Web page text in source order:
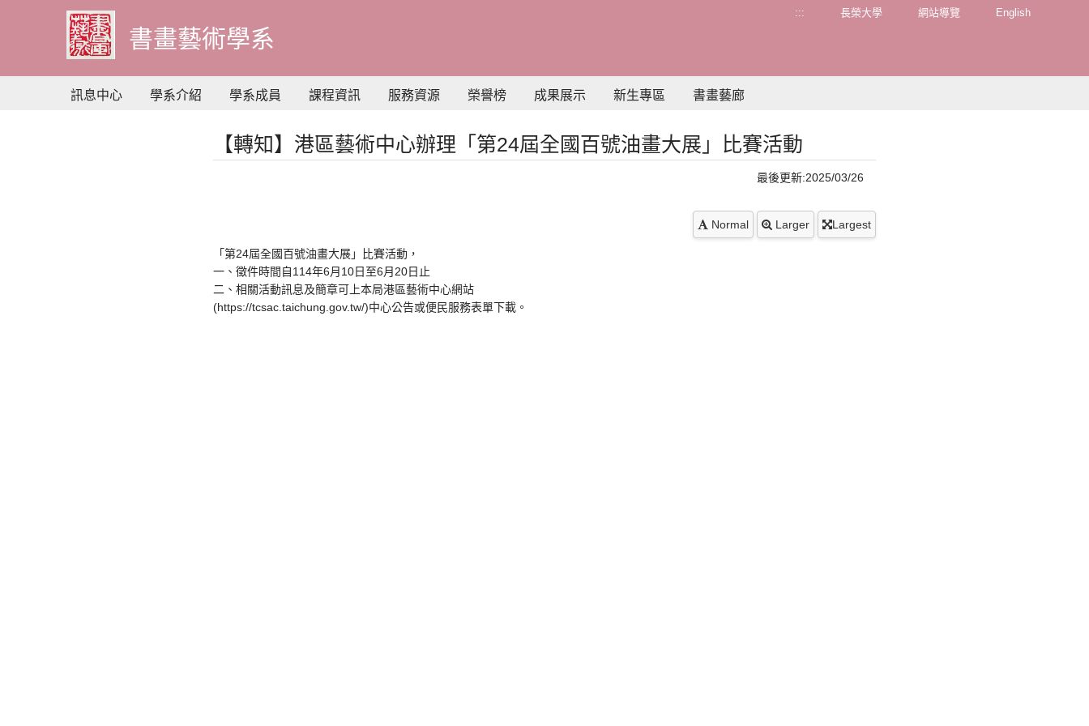
主
要
內
容
書畫藝術學系
::: 長榮大學 網站導覽 English
訊息中心 學系介紹 學系成員 課程資訊 服務資源 榮譽榜 成果展示 新生專區 書畫藝廊
【轉知】港區藝術中心辦理「第24屆全國百號油畫大展」比賽活動
最後更新:2025/03/26
Normal Larger Largest
「第24屆全國百號油畫大展」比賽活動，
一、徵件時間自114年6月10日至6月20日止
二、相關活動訊息及簡章可上本局港區藝術中心網站
(https://tcsac.taichung.gov.tw/)中心公告或便民服務表單下載。